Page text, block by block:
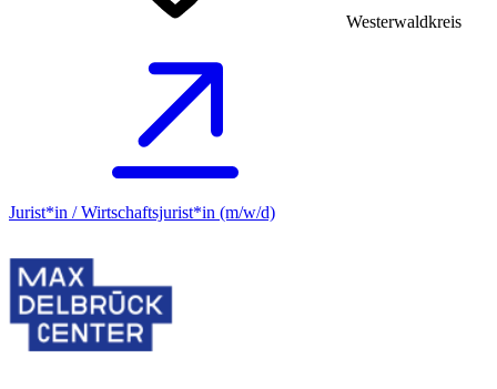
Westerwaldkreis
Jurist*in / Wirtschafts­jurist*in (m/w/d)